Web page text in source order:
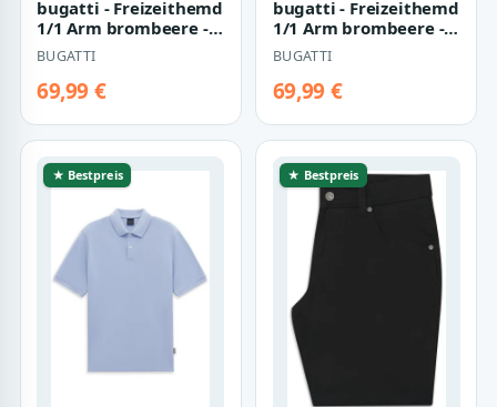
bugatti - Freizeithemd
1/1 Arm brombeere -
Gr. - XL
BUGATTI
69,99 €
bugatti - Freizeithemd
1/1 Arm brombeere -
Gr. - XXL
BUGATTI
69,99 €
★ Bestpreis ★ Bestpreis